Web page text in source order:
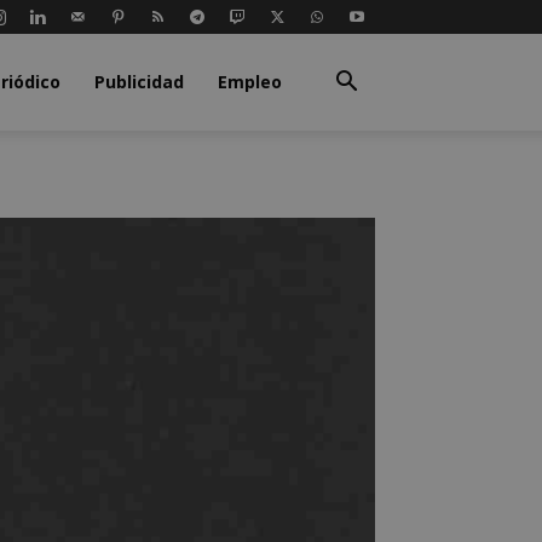
Publicidad Empleo